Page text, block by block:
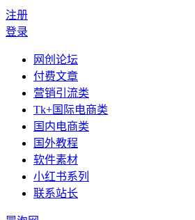
注册
登录
网创论坛
付费文章
营销引流类
Tk+国际电商类
国内电商类
国外教程
软件素材
小红书系列
联系站长